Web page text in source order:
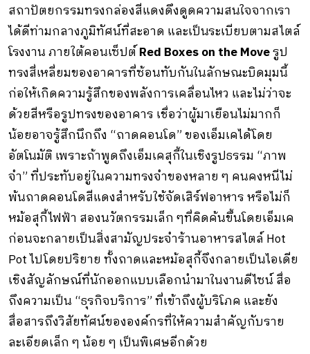
สถาปัตยกรรมทรงกล่องสีแดงดึงดูดความสนใจจากเรา
ได้ดีท่ามกลางภูมิทัศน์ที่สะอาด และเป็นระเบียบตามสไตล์
โรงงาน ภายใต้คอนเซ็ปต์Red Boxes on the Moveรูป
ทรงสี่เหลี่ยมของอาคารที่ซ้อนทับกันในลักษณะบิดมุมนี้
ก่อให้เกิดความรู้สึกของพลังการเคลื่อนไหว และไม่ว่าจะ
ด้วยสีหรือรูปทรงของอาคาร เชื่อว่าผู้มาเยือนไม่มากก็
น้อยอาจรู้สึกนึกถึง “ถาดคอนโด” ของเอ็มเคได้โดย
อัตโนมัติ เพราะถ้าพูดถึงเอ็มเคสุกี้ในเชิงรูปธรรม “ภาพ
จำ” ที่ประทับอยู่ในความทรงจำของหลาย ๆ คนคงหนีไม่
พ้นถาดคอนโดสีแดงสำหรับใช้จัดเสิร์ฟอาหาร หรือไม่ก็
หม้อสุกี้ไฟฟ้า สองนวัตกรรมเล็ก ๆที่คิดค้นขึ้นโดยเอ็มเค
ก่อนจะกลายเป็นสิ่งสามัญประจำร้านอาหารสไตล์ Hot
Pot ไปโดยปริยาย ทั้งถาดและหม้อสุกี้จึงกลายเป็นไอเดีย
เชิงสัญลักษณ์ที่นักออกแบบเลือกนำมาในงานดีไซน์ สื่อ
ถึงความเป็น “ธุรกิจบริการ” ที่เข้าถึงผู้บริโภค และยัง
สื่อสารถึงวิสัยทัศน์ขององค์กรที่ให้ความสำคัญกับราย
ละเอียดเล็ก ๆ น้อย ๆ เป็นพิเศษอีกด้วย